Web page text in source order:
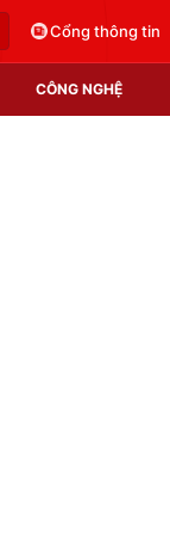
Cổng thông tin
CÔNG NGHỆ